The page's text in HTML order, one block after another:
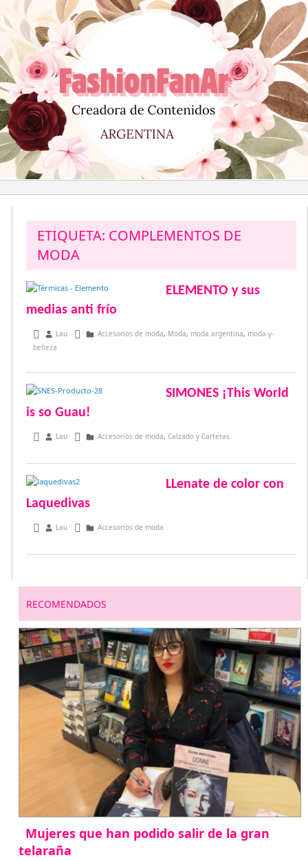
al
contenido
ETIQUETA: COMPLEMENTOS DE
MODA
ELEMENTO y sus
medias anti frío
junio 3, 2015
Lau Accesorios de moda, Moda, moda argentina, moda-y-
belleza
SIMONES ¡This World
is so Guau!
junio 1, 2015
Lau Accesorios de moda, Calzado y Carteras
LLenate de color con
Laquedivas
noviembre 6, 2013
Lau Accesorios de moda
RECOMENDADOS
Mujeres que han podido salir de la gran
telaraña